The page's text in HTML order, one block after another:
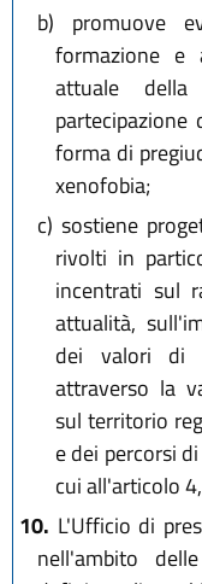
b) promuove
formazione e
attuale
forma di
xenofobia;
c) sostiene
rivolti in
incentrati sul
attualità,
dei valori di
attraverso la
sul territorio
e dei percorsi
cui all'articolo
10. L'Ufficio di
nell'ambito